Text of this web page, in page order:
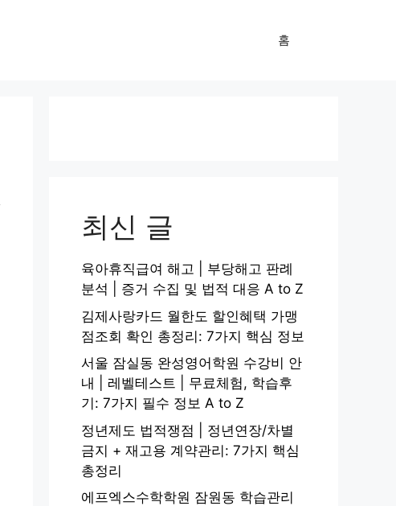
홈
최신 글
육아휴직급여 해고 | 부당해고 판례
분석 | 증거 수집 및 법적 대응 A to Z
김제사랑카드 월한도 할인혜택 가맹
점조회 확인 총정리: 7가지 핵심 정보
서울 잠실동 완성영어학원 수강비 안
내 | 레벨테스트 | 무료체험, 학습후
기: 7가지 필수 정보 A to Z
정년제도 법적쟁점 | 정년연장/차별
금지 + 재고용 계약관리: 7가지 핵심
총정리
에프엑스수학학원 잠원동 학습관리